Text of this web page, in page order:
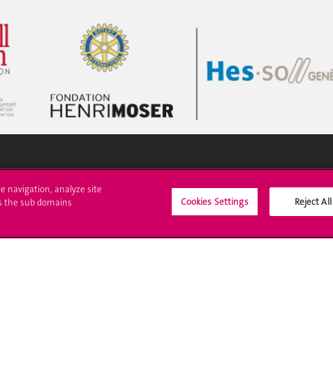
Médias
navigation, analyze site
the sub domains
Cookies Settings Reject All